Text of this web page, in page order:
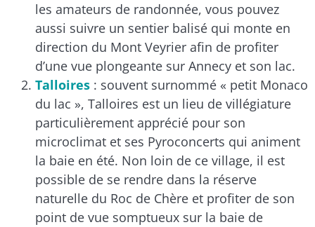
les amateurs de randonnée, vous pouvez
aussi suivre un sentier balisé qui monte en
direction du Mont Veyrier afin de profiter
d’une vue plongeante sur Annecy et son lac.
Talloires : souvent surnommé « petit Monaco
du lac », Talloires est un lieu de villégiature
particulièrement apprécié pour son
microclimat et ses Pyroconcerts qui animent
la baie en été. Non loin de ce village, il est
possible de se rendre dans la réserve
naturelle du Roc de Chère et profiter de son
point de vue somptueux sur la baie de